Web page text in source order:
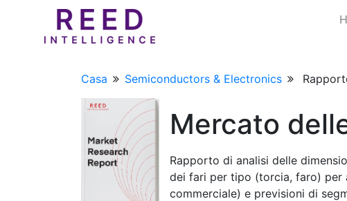
Casa Semiconductors & Electronics
Mercato
Rapporto di analisi delle
dei fari per tipo (torcia, faro) per
commerciale) e previsioni di